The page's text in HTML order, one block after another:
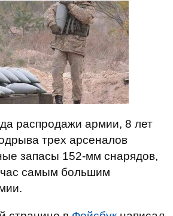
распродажи армии, 8 лет
трех арсеналов
запасы 152-мм снарядов,
самым большим